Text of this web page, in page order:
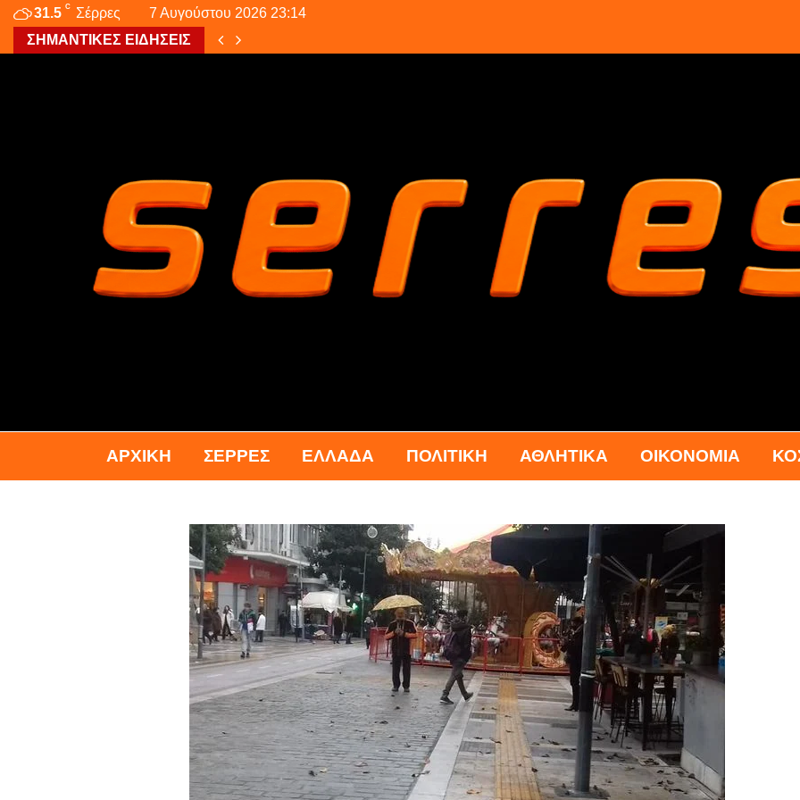
31.5 C Σέρρες
7 Αυγούστου 2026 23:14
ΣΗΜΑΝΤΙΚΕΣ ΕΙΔΗΣΕΙΣ
ΑΡΧΙΚΉ ΣΕΡΡΕΣ ΕΛΛΑΔΑ ΠΟΛΙΤΙΚΗ ΑΘΛΗΤΙΚΑ ΟΙΚΟΝΟΜΙΑ